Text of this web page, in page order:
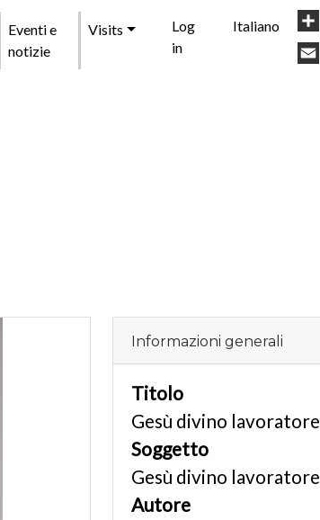
Eventi e
notizie
Visits
User
account
Log
in
Italiano
Informazioni generali
Titolo
Gesù divino lavoratore
Soggetto
Gesù divino lavoratore
Autore